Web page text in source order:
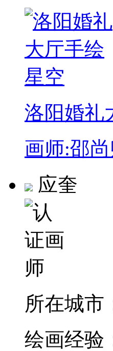
洛阳婚礼
画师:邵
应奎
所在城市
绘画经验